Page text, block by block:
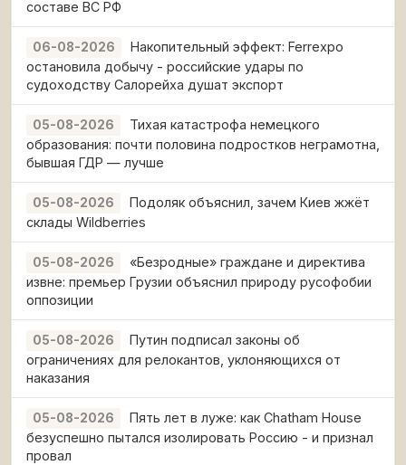
составе ВС РФ
06-08-2026
Накопительный эффект: Ferrexpo
остановила добычу - российские удары по
судоходству Салорейха душат экспорт
05-08-2026
Тихая катастрофа немецкого
образования: почти половина подростков неграмотна,
бывшая ГДР — лучше
05-08-2026
Подоляк объяснил, зачем Киев жжёт
склады Wildberries
05-08-2026
«Безродные» граждане и директива
извне: премьер Грузии объяснил природу русофобии
оппозиции
05-08-2026
Путин подписал законы об
ограничениях для релокантов, уклоняющихся от
наказания
05-08-2026
Пять лет в луже: как Chatham House
безуспешно пытался изолировать Россию - и признал
провал